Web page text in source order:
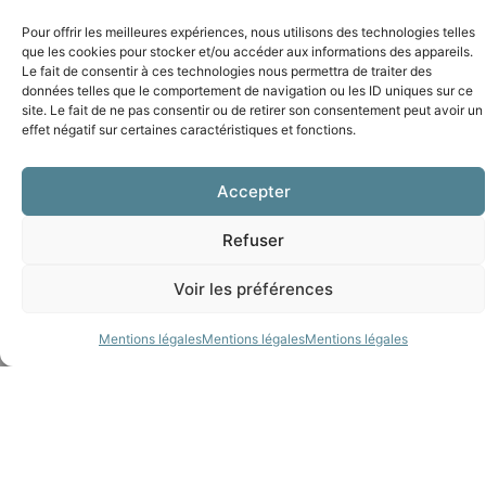
Pour offrir les meilleures expériences, nous utilisons des technologies telles
que les cookies pour stocker et/ou accéder aux informations des appareils.
Le fait de consentir à ces technologies nous permettra de traiter des
données telles que le comportement de navigation ou les ID uniques sur ce
site. Le fait de ne pas consentir ou de retirer son consentement peut avoir un
effet négatif sur certaines caractéristiques et fonctions.
Accepter
Refuser
Voir les préférences
Mentions légalesMentions légalesMentions légales